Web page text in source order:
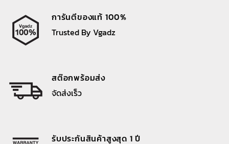
การันตีของแท้ 100%
Trusted By Vgadz
สต๊อกพร้อมส่ง
จัดส่งเร็ว
รับประกันสินค้าสูงสุด 1 ปี